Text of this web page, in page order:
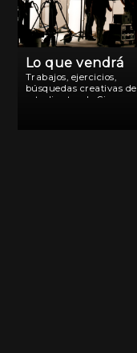
Lo que vendrá
Trabajos, ejercicios,
búsquedas creativas de
estudiantes de Cine.